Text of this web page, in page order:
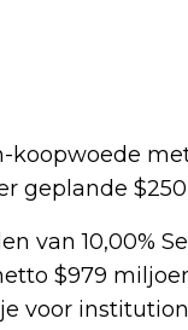
geplande
van 10,00%
$979
voor